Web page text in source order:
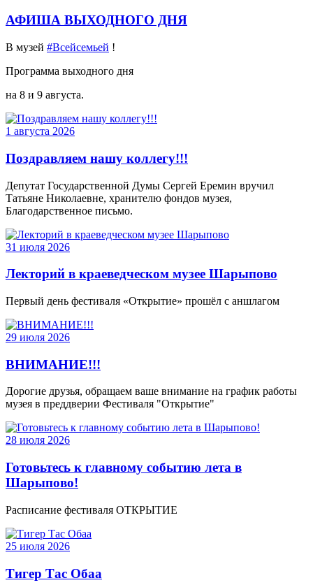
АФИША ВЫХОДНОГО ДНЯ
В музей #Всейсемьей !
Программа выходного дня
на 8 и 9 августа.
1 августа 2026
Поздравляем нашу коллегу!!!
Депутат Государственной Думы Сергей Еремин вручил
Татьяне Николаевне, хранителю фондов музея,
Благодарственное письмо.
31 июля 2026
Лекторий в краеведческом музее Шарыпово
Первый день фестиваля «Открытие» прошёл с аншлагом
29 июля 2026
ВНИМАНИЕ!!!
Дорогие друзья, обращаем ваше внимание на график работы
музея в преддверии Фестиваля "Открытие"
28 июля 2026
Готовьтесь к главному событию лета в
Шарыпово!
Расписание фестиваля ОТКРЫТИЕ
25 июля 2026
Тигер Тас Обаа